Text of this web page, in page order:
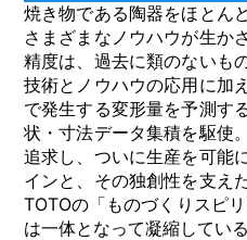
焼き物である陶器をほとん
さまざまなノウハウが生か
精度は、過去に類のないも
技術とノウハウの応用に加
で発生する変形量を予測す
状・寸法データ集積を駆使
追求し、ついに生産を可能
インと、その独創性を支え
TOTOの「ものづくりスピ
は一体となって凝縮している